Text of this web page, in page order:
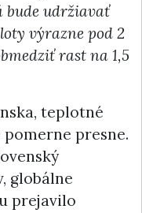
bude udržiavať
výrazne pod 2
rast na 1,5
teplotné
pomerne presne.
globálne
prejavilo